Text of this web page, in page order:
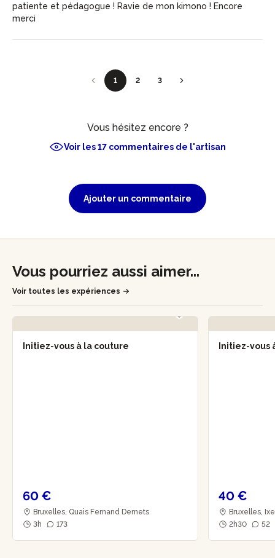
patiente et pédagogue ! Ravie de mon kimono ! Encore
merci
1 2 3
Vous hésitez encore ?
Voir les 17 commentaires de l'artisan
Ajouter un commentaire
Vous pourriez aussi aimer...
Voir toutes les expériences
Initiez-vous à la couture
60 €
Bruxelles, Quais Fernand Demets
3h
173
Initiez-vous
40 €
Bruxelles,
2h30
52